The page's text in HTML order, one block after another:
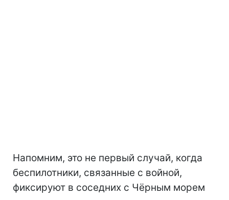
Напомним, это не первый случай, когда
беспилотники, связанные с войной,
фиксируют в соседних с Чёрным морем